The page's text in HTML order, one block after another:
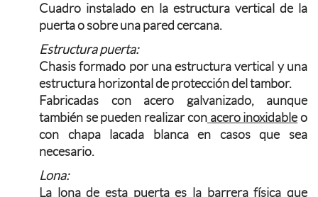
Cuadro instalado en la estructura vertical de la
puerta o sobre una pared cercana.
Estructura puerta:
Chasis formado por una estructura vertical y una
estructura horizontal de protección del tambor.
Fabricadas con acero galvanizado, aunque
también se pueden realizar conacero inoxidable o
con chapa lacada blanca en casos que sea
necesario.
Lona:
La lona de esta puerta es la barrera física que